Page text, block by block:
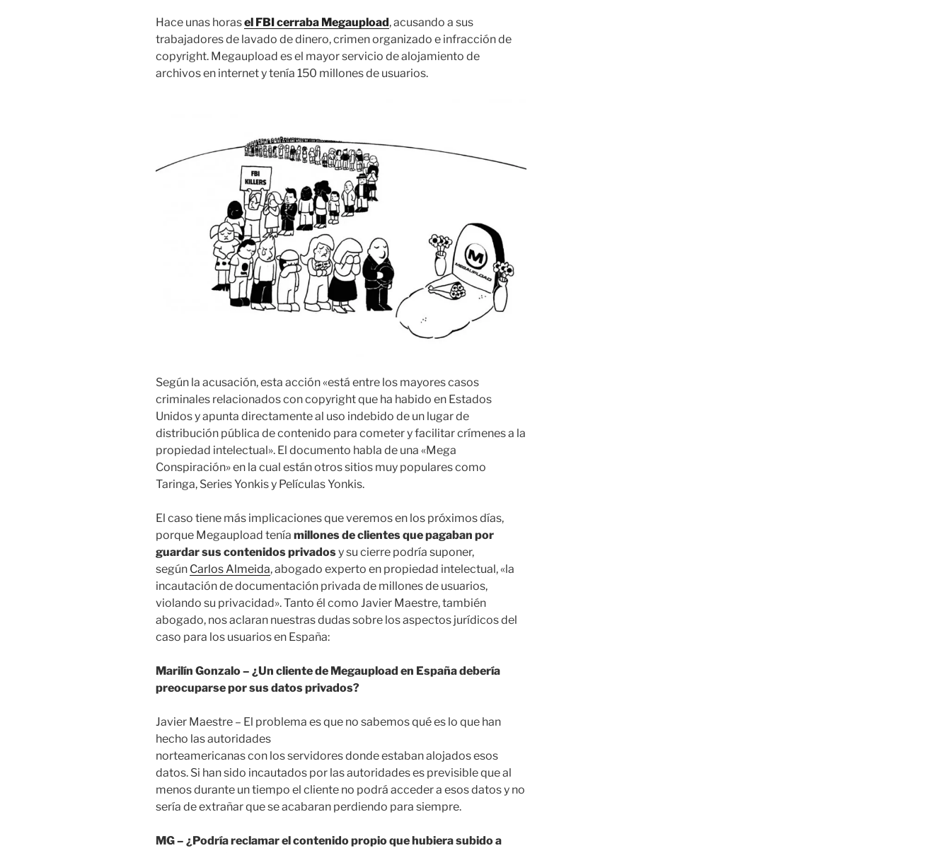
Hace unas horasel FBI cerraba Megaupload, acusando a sus
trabajadores de lavado de dinero, crimen organizado e infracción de
copyright. Megaupload es el mayor servicio de alojamiento de
archivos en internet y tenía 150 millones de usuarios.
Según la acusación, esta acción «está entre los mayores casos
criminales relacionados con copyright que ha habido en Estados
Unidos y apunta directamente al uso indebido de un lugar de
distribución pública de contenido para cometer y facilitar crímenes a la
propiedad intelectual». El documento habla de una «Mega
Conspiración» en la cual están otros sitios muy populares como
Taringa, Series Yonkis y Películas Yonkis.
El caso tiene más implicaciones que veremos en los próximos días,
porque Megaupload tenía millones de clientes que pagaban por
guardar sus contenidos privadosy su cierre podría suponer,
según Carlos Almeida, abogado experto en propiedad intelectual, «la
incautación de documentación privada de millones de usuarios,
violando su privacidad». Tanto él como Javier Maestre, también
abogado, nos aclaran nuestras dudas sobre los aspectos jurídicos del
caso para los usuarios en España:
Marilín Gonzalo – ¿Un cliente de Megaupload en España debería
preocuparse por sus datos privados?
Javier Maestre – El problema es que no sabemos qué es lo que han
hecho las autoridades
norteamericanas con los servidores donde estaban alojados esos
datos. Si han sido incautados por las autoridades es previsible que al
menos durante un tiempo el cliente no podrá acceder a esos datos y no
sería de extrañar que se acabaran perdiendo para siempre.
MG – ¿Podría reclamar el contenido propio que hubiera subido a